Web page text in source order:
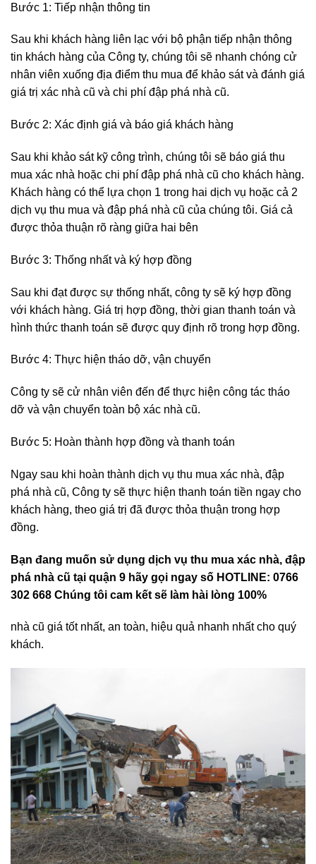
Bước 1: Tiếp nhận thông tin
Sau khi khách hàng liên lạc với bộ phận tiếp nhận thông
tin khách hàng của Công ty, chúng tôi sẽ nhanh chóng cử
nhân viên xuống địa điểm thu mua để khảo sát và đánh giá
giá trị xác nhà cũ và chi phí đập phá nhà cũ.
Bước 2: Xác định giá và báo giá khách hàng
Sau khi khảo sát kỹ công trình, chúng tôi sẽ báo giá thu
mua xác nhà hoặc chi phí đập phá nhà cũ cho khách hàng.
Khách hàng có thể lựa chọn 1 trong hai dịch vụ hoặc cả 2
dịch vụ thu mua và đập phá nhà cũ của chúng tôi. Giá cả
được thỏa thuận rõ ràng giữa hai bên
Bước 3: Thống nhất và ký hợp đồng
Sau khi đạt được sự thống nhất, công ty sẽ ký hợp đồng
với khách hàng. Giá trị hợp đồng, thời gian thanh toán và
hình thức thanh toán sẽ được quy định rõ trong hợp đồng.
Bước 4: Thực hiện tháo dỡ, vận chuyển
Công ty sẽ cử nhân viên đến để thực hiện công tác tháo
dỡ và vận chuyển toàn bộ xác nhà cũ.
Bước 5: Hoàn thành hợp đồng và thanh toán
Ngay sau khi hoàn thành dịch vụ thu mua xác nhà, đập
phá nhà cũ, Công ty sẽ thực hiện thanh toán tiền ngay cho
khách hàng, theo giá trị đã được thỏa thuận trong hợp
đồng.
Bạn đang muốn sử dụng dịch vụ thu mua xác nhà, đập
phá nhà cũ tại quận 9 hãy gọi ngay số HOTLINE: 0766
302 668 Chúng tôi cam kết sẽ làm hài lòng 100%
nhà cũ giá tốt nhất, an toàn, hiệu quả nhanh nhất cho quý
khách.